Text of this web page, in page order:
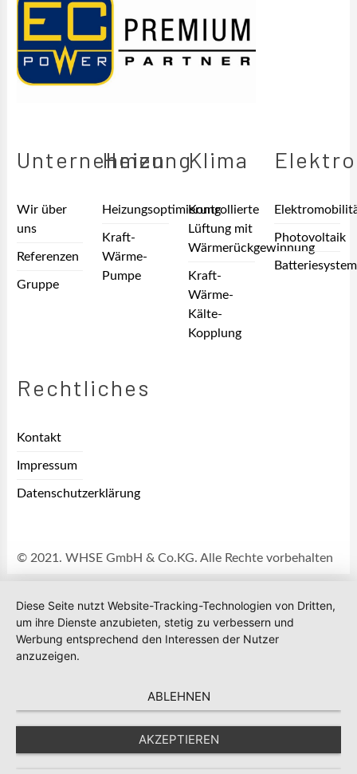
Unternehmen
Wir über
uns
Referenzen
Gruppe
Heizung
Heizungsoptimierung
Kraft-
Wärme-
Pumpe
Klima
Kontrollierte
Lüftung mit
Wärmerückgewinnung
Kraft-
Wärme-
Kälte-
Kopplung
Elektro
Photovoltaik
Rechtliches
Kontakt
Impressum
Datenschutzerklärung
© 2021. WHSE GmbH & Co.KG. Alle Rechte vorbehalten
Diese Seite nutzt Website-Tracking-Technologien von Dritten,
um ihre Dienste anzubieten, stetig zu verbessern und
Werbung entsprechend den Interessen der Nutzer
anzuzeigen.
ABLEHNEN
AKZEPTIEREN